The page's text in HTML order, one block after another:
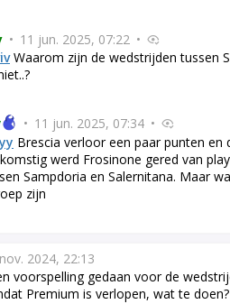
• 11 jun. 2025, 07:22 •
Waarom zijn de wedstrijden tussen
• 11 jun. 2025, 07:34 •
Brescia verloor een paar punten en
werd Frosinone gered van
Sampdoria en Salernitana. Maar
zijn
2024, 22:13
voorspelling gedaan voor de
Premium is verlopen, wat te doen?